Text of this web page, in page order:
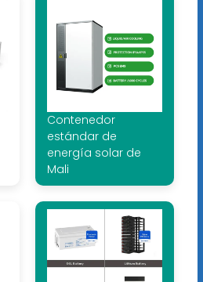
Contenedor
estándar de
energía solar de
Mali